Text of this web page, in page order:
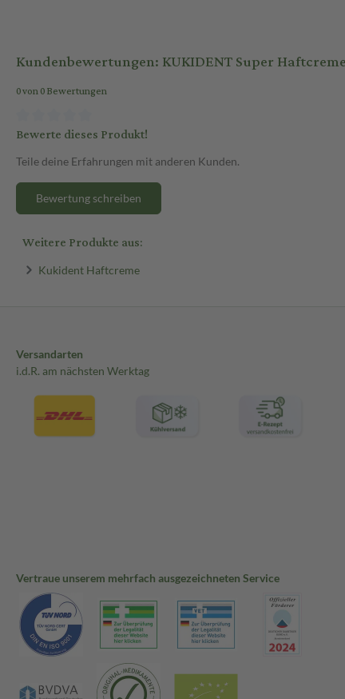
Kundenbewertungen: KUKIDENT Super
0 von 0 Bewertungen
Bewerte dieses Produkt!
Teile deine Erfahrungen mit anderen Kunden.
Bewertung schreiben
Weitere Produkte aus:
Kukident Haftcreme
Versandarten
i.d.R. am nächsten Werktag
Vertraue unserem mehrfach ausgezeichneten Service